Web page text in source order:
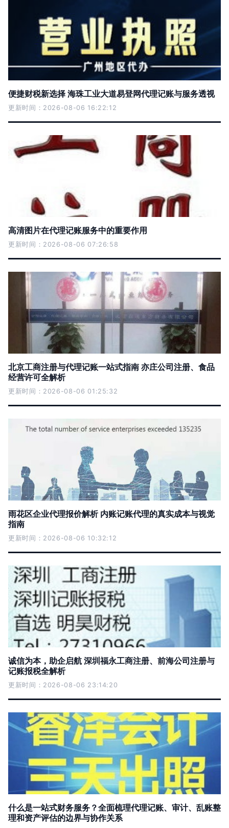
便捷财税新选择 海珠工业大道易登网代理记账与服务透视
更新时间：2026-08-06 16:22:12
高清图片在代理记账服务中的重要作用
更新时间：2026-08-06 07:26:58
北京工商注册与代理记账一站式指南 亦庄公司注册、食品
经营许可全解析
更新时间：2026-08-06 01:25:32
雨花区企业代理报价解析 内账记账代理的真实成本与视觉
指南
更新时间：2026-08-06 10:32:12
诚信为本，助企启航 深圳福永工商注册、前海公司注册与
记账报税全解析
更新时间：2026-08-06 23:14:20
什么是一站式财务服务？全面梳理代理记账、审计、乱账整
理和资产评估的边界与协作关系